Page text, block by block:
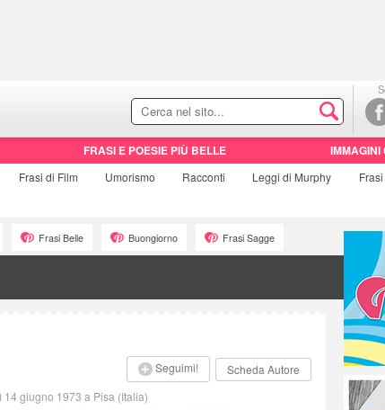
FRASI E POESIE PIÙ BELLE IMMAGINI
Frasi di Film Umorismo Racconti Leggi di Murphy Frasi
Frasi Belle Buongiorno Frasi Sagge
Seguimi! Scheda Autore
giugno 1973 a Pisa (Italia)